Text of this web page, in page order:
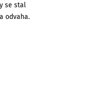
se stal
odvaha.